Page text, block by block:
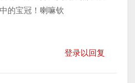
的宝冠！喇嘛钦
登录以回复